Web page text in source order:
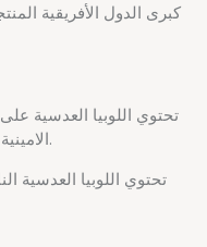
تحتوي اللوبيا العدسية
الامينية الهامة مثل ميثيونين، يسين، وتريبتوفان.
تحتوي اللوبيا العدسية